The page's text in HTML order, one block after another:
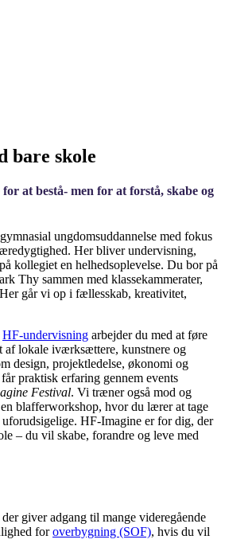
bare skole
at bestå- men for at forstå, skabe og
ungdomsuddannelse med fokus
Her bliver undervisning,
kollegiet en helhedsoplevelse. Du bor på
Thy sammen med klassekammerater,
går vi op i fællesskab, kreativitet,
HF-undervisning arbejder du med at føre
af lokale iværksættere, kunstnere og
design, projektledelse, økonomi og
praktisk erfaring gennem events
Festival. Vi træner også mod og
blafferworkshop, hvor du lærer at tage
HF-Imagine er for dig, der
– du vil skabe, forandre og leve med
giver adgang til mange videregående
foroverbygning (SOF), hvis du vil